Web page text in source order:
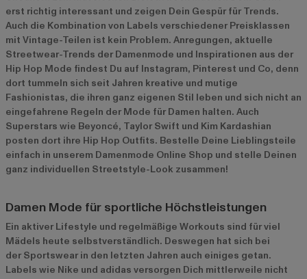
erst richtig interessant und zeigen Dein Gespür für Trends.
Auch die Kombination von Labels verschiedener Preisklassen
mit Vintage-Teilen ist kein Problem. Anregungen, aktuelle
Streetwear-Trends der Damenmode und Inspirationen aus der
Hip Hop Mode findest Du auf Instagram, Pinterest und Co, denn
dort tummeln sich seit Jahren kreative und mutige
Fashionistas, die ihren ganz eigenen Stil leben und sich nicht an
eingefahrene Regeln der Mode für Damen halten. Auch
Superstars wie Beyoncé, Taylor Swift und Kim Kardashian
posten dort ihre Hip Hop Outfits. Bestelle Deine Lieblingsteile
einfach in unserem Damenmode Online Shop und stelle Deinen
ganz individuellen Streetstyle-Look zusammen!
Damen Mode für sportliche Höchstleistungen
Ein aktiver Lifestyle und regelmäßige Workouts sind für viel
Mädels heute selbstverständlich. Deswegen hat sich bei
der Sportswear in den letzten Jahren auch einiges getan.
Labels wie Nike und adidas versorgen Dich mittlerweile nicht